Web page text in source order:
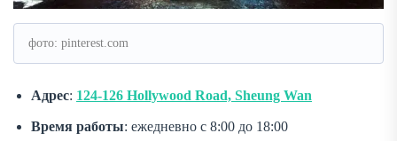
фото: pinterest.com
Адрес: 124-126 Hollywood Road, Sheung Wan
Время работы: ежедневно с 8:00 до 18:00